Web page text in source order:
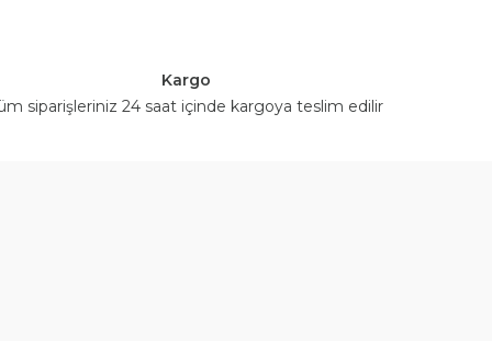
Kargo
siparişleriniz 24 saat içinde kargoya teslim edilir